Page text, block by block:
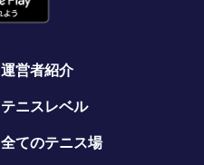
運営者紹介
テニスレベル
全てのテニス場